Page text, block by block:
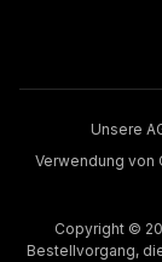
Unsere
Verwendung von
Copyright ©
Bestellvorgang,